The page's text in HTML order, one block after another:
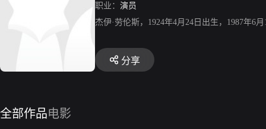
职业： 演员
杰伊·劳伦斯，1924年4月24日出生，1987年6
分享
全部作品电影